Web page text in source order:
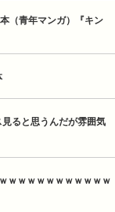
（青年マンガ）『キン
ると思うんだが雰囲気
ｗｗｗｗｗｗｗｗｗｗｗ